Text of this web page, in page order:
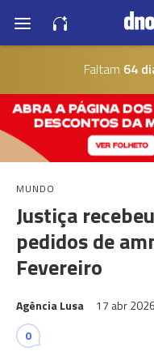
Faltam 64
MUNDO
Justiça
pedidos de
Fevereiro
Agência Lusa 17 abr 2026
0